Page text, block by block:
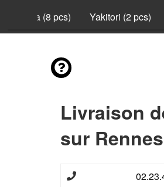
California (8 pcs) Yakitori (2 pcs)
Livraison
sur